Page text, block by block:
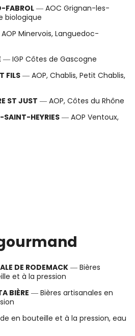
FABROL ― AOC Grignan-les-
biologique
Minervois, Languedoc-
― IGP Côtes de Gascogne
FILS ― AOP, Chablis, Petit Chablis,
ST JUST ― AOP, Côtes du Rhône
SAINT-HEYRIES ― AOP Ventoux,
DE RODEMACK ― Bières
et à la pression
BIÈRE ― Bières artisanales en
en bouteille et à la pression, eau